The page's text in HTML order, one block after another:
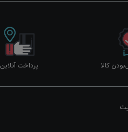
کالا پرداخت آنلاین